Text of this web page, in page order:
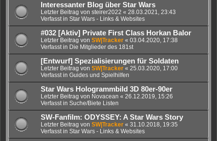
Interessanter Blog über Star Wars
Letzter Beitrag von steirer2022 « 28.03.2021, 23:43
Verfasst in Star Wars - Links & Websites
#032 [Aktiv] Private First Class Horkan Balor
Letzter Beitrag von SW|Tracker « 03.04.2020, 17:38
Verfasst in Die Mitglieder des 181st
[Entwurf] Spezialisierungen für Soldaten
Letzter Beitrag von SW|Tracker « 25.03.2020, 17:00
Verfasst in Guides und Spielhilfen
Star Wars Hologrammbild 3D 80er-90er
Letzter Beitrag von Novacean « 26.12.2019, 15:26
Verfasst in Suche/Biete Listen
SW-Fanfilm: ODYSSEY: A Star Wars Story
Letzter Beitrag von SW|Tracker « 31.10.2018, 19:35
Verfasst in Star Wars - Links & Websites